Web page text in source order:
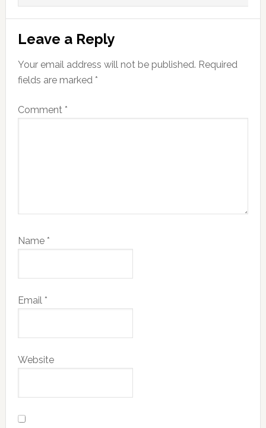
Leave a Reply
Your email address will not be published. Required
fields are marked *
Comment *
Name *
Email *
Website